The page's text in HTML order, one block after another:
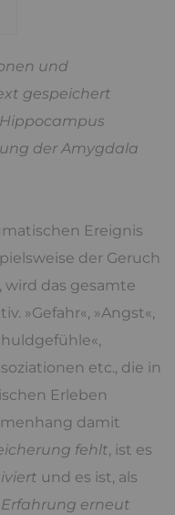
und
gespeichert
Hippocampus
der Amygdala
Ereignis
der Geruch
wird das gesamte
»Gefahr«, »Angst«,
etc., die in
Erleben
damit
fehlt, ist es
und es ist, als
erneut